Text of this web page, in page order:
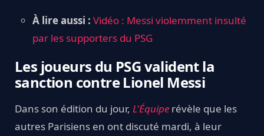
À lire aussi : Vidéo : Messi violemment insulté
par les supporters du PSG
Les joueurs du PSG valident la
sanction contre Lionel Messi
Dans son édition du jour, L'Équipe révèle que les
autres Parisiens en ont discuté mardi, à leur